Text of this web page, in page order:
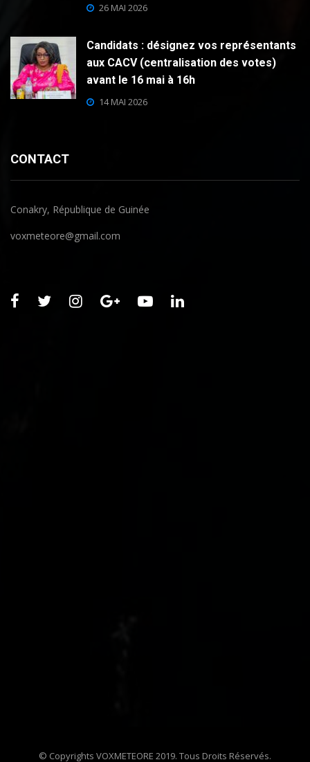
26 MAI 2026
Candidats : désignez vos représentants
aux CACV (centralisation des votes)
avant le 16 mai à 16h
14 MAI 2026
CONTACT
Conakry, République de Guinée
voxmeteore@gmail.com
© Copyrights VOXMETEORE 2019. Tous Droits Réservés.